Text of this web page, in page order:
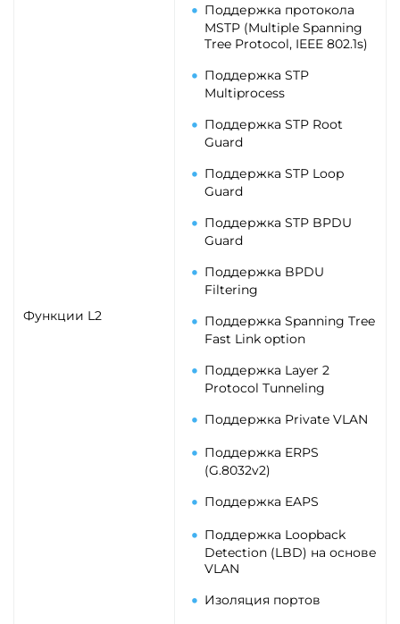
Функции L2
Поддержка протокола
MSTP (Multiple Spanning
Tree Protocol, IEEE 802.1s)
Поддержка STP
Multiprocess
Поддержка STP Root
Guard
Поддержка STP Loop
Guard
Поддержка STP BPDU
Guard
Поддержка BPDU
Filtering
Поддержка Spanning Tree
Fast Link option
Поддержка Layer 2
Protocol Tunneling
Поддержка Private VLAN
Поддержка ERPS
(G.8032v2)
Поддержка EAPS
Поддержка Loopback
Detection (LBD) на основе
VLAN
Изоляция портов